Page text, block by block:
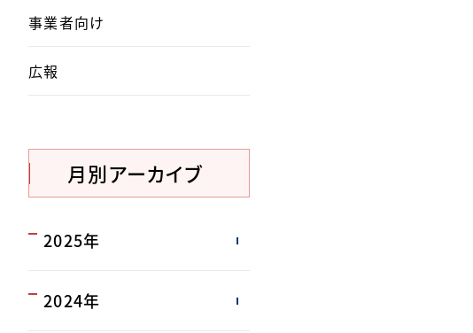
事業者向け
広報
月別アーカイブ
2025年
2024年